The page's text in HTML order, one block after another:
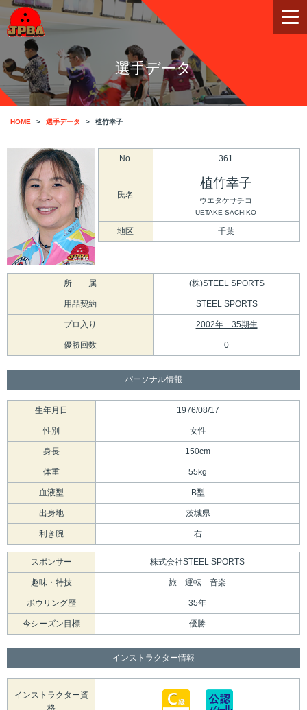
選手データ
HOME 選手データ 植竹幸子
No. 361
氏名
植竹幸子
ウエタケサチコ
UETAKE SACHIKO
地区 千葉
所 属 (株)STEEL SPORTS
用品契約 STEEL SPORTS
プロ入り 2002年 35期生
優勝回数 0
パーソナル情報
生年月日 1976/08/17
性別 女性
身長 150cm
体重 55kg
血液型 B型
出身地 茨城県
利き腕 右
スポンサー 株式会社STEEL SPORTS
趣味・特技 旅 運転 音楽
ボウリング歴 35年
今シーズン目標 優勝
インストラクター情報
インストラクター資